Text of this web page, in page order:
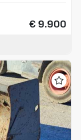
€ 9.900